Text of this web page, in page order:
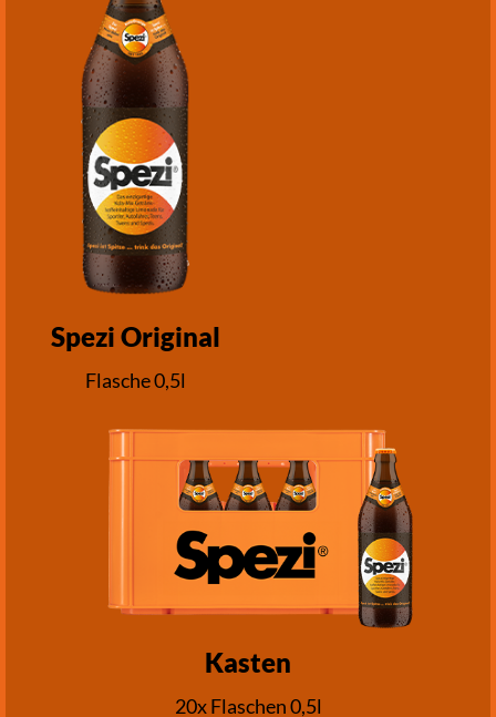
Spezi Original
Flasche 0,5l
Kasten
20x Flaschen 0,5l